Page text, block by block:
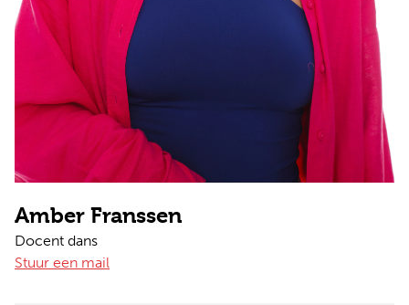
Amber Franssen
Docent dans
Stuur een mail